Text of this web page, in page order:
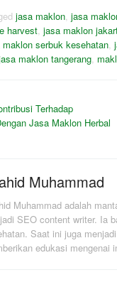
jasa maklon jasa
harvest jasa maklon
maklon serbuk kesehatan
maklon tangerang
Terhadap
Jasa Maklon Herbal
Muhammad
Muhammad adalah
SEO content writer. Ia
Saat ini juga
edukasi mengenai